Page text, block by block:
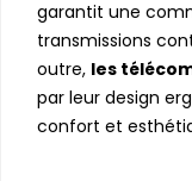
garantit une
transmissions
outre, les
par leur design
confort et